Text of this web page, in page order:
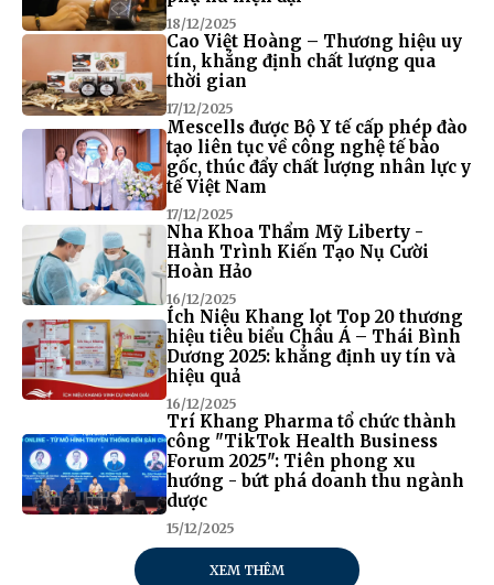
18/12/2025
Cao Việt Hoàng – Thương hiệu uy
tín, khẳng định chất lượng qua
thời gian
17/12/2025
Mescells được Bộ Y tế cấp phép đào
tạo liên tục về công nghệ tế bào
gốc, thúc đẩy chất lượng nhân lực y
tế Việt Nam
17/12/2025
Nha Khoa Thẩm Mỹ Liberty -
Hành Trình Kiến Tạo Nụ Cười
Hoàn Hảo
16/12/2025
Ích Niệu Khang lọt Top 20 thương
hiệu tiêu biểu Châu Á – Thái Bình
Dương 2025: khẳng định uy tín và
hiệu quả
16/12/2025
Trí Khang Pharma tổ chức thành
công "TikTok Health Business
Forum 2025": Tiên phong xu
hướng - bứt phá doanh thu ngành
dược
15/12/2025
XEM THÊM